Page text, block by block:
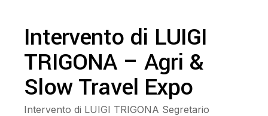
Intervento di LUIGI
TRIGONA – Agri &
Slow Travel Expo
Intervento di LUIGI TRIGONA Segretario